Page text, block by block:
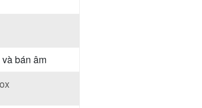
bán âm